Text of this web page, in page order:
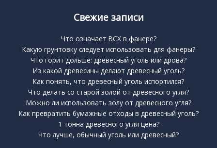
Свежие записи
Что означает BCX в фанере?
Какую грунтовку следует использовать для фанеры?
Что горит дольше: древесный уголь или дрова?
Из какой древесины делают древесный уголь?
Как понять, что древесный уголь испортился?
Что делать со старой золой от древесного угля?
Можно ли использовать золу от древесного угля?
Как превратить бумажные отходы в древесный уголь?
1 тонна древесного угля цена?
Что лучше, обычный уголь или древесный?